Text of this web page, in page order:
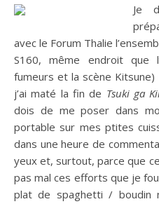
Je
avec le Forum Thalie
S160, même endroit que
fumeurs et la scène
j’ai maté la fin de Tsuki ga
dois de me poser dans
portable sur mes ptites
dans une heure de
yeux et, surtout, parce que
pas mal ces efforts que je
plat de spaghetti / boudin